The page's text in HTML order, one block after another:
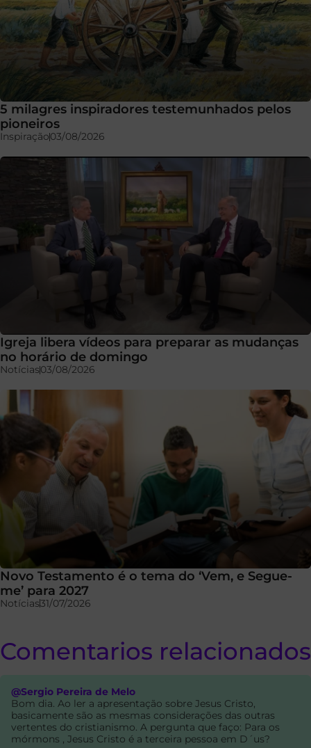
5 milagres inspiradores testemunhados pelos
pioneiros
Inspiração03/08/2026
Igreja libera vídeos para preparar as mudanças
no horário de domingo
Notícias03/08/2026
Novo Testamento é o tema do ‘Vem, e Segue-
me’ para 2027
Notícias31/07/2026
Comentarios relacionados
@Sergio Pereira de Melo
Bom dia. Ao ler a apresentação sobre Jesus Cristo,
basicamente são as mesmas considerações das outras
vertentes do cristianismo. A pergunta que faço: Para os
mórmons , Jesus Cristo é a terceira pessoa em D´us?